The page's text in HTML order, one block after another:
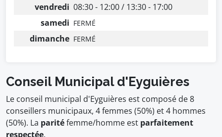
vendredi 08:30 - 12:00 / 13:30 - 17:00
samedi FERMÉ
dimanche FERMÉ
Conseil Municipal d'Eyguières
Le conseil municipal d'Eyguières est composé de 8
conseillers municipaux, 4 femmes (50%) et 4 hommes
(50%). La paritéfemme/homme est parfaitement
respectée.